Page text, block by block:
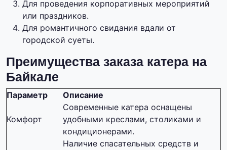
Для проведения корпоративных мероприятий
или праздников.
Для романтичного свидания вдали от
городской суеты.
Преимущества заказа катера на
Байкале
Параметр Описание
Комфорт
Современные катера оснащены
удобными креслами, столиками и
кондиционерами.
Наличие спасательных средств и